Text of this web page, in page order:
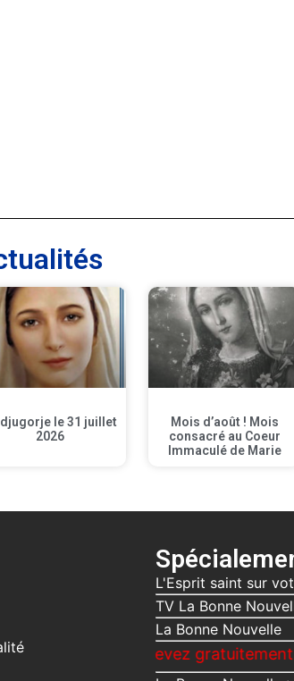
le 31 juillet
2026
Mois d’août ! Mois
consacré au Coeur
Immaculé de Marie
L'Esprit saint sur
TV La Bonne
La Bonne Nouvelle
Recevez gratuitement le pack